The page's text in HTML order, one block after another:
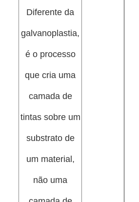
Diferente da
galvanoplastia,
é o processo
que cria uma
camada de
tintas sobre um
substrato de
um material,
não uma